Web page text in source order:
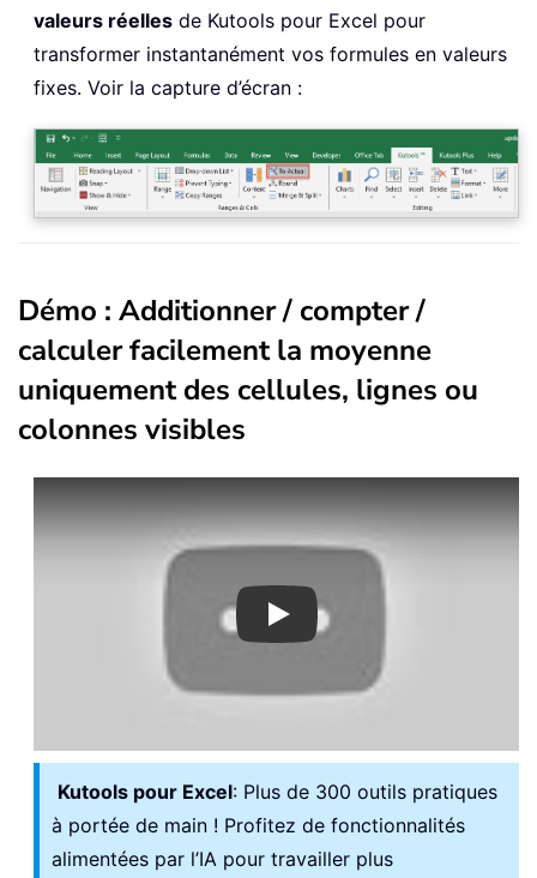
valeurs réelles de Kutools pour Excel pour
transformer instantanément vos formules en valeurs
fixes. Voir la capture d’écran :
Démo : Additionner / compter /
calculer facilement la moyenne
uniquement des cellules, lignes ou
colonnes visibles
Play
Kutools pour Excel: Plus de 300 outils pratiques
à portée de main ! Profitez de fonctionnalités
alimentées par l’IA pour travailler plus